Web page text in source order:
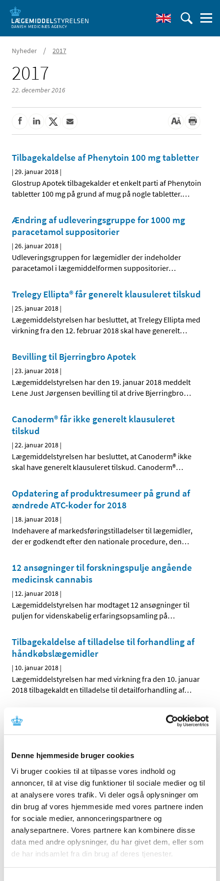
Denne hjemmeside bruger cookies
Vi bruger cookies til at tilpasse vores indhold og
annoncer, til at vise dig funktioner til sociale medier og til
at analysere vores trafik. Vi deler også oplysninger om
din brug af vores hjemmeside med vores partnere inden
for sociale medier, annonceringspartnere og
analysepartnere. Vores partnere kan kombinere disse
data med andre oplysninger, du har givet dem, eller som
de har indsamlet fra din brug af deres tjenester.
Nyheder / 2017
2017
22. december 2016
Tilbagekaldelse af Phenytoin 100 mg tabletter
|29. januar 2018 |
Glostrup Apotek tilbagekalder et enkelt parti af Phenytoin
tabletter 100 mg på grund af mug på nogle tabletter.…
Ændring af udleveringsgruppe for 1000 mg
paracetamol suppositorier
|26. januar 2018 |
Udleveringsgruppen for lægemidler der indeholder
paracetamol i lægemiddelformen suppositorier…
Trelegy Ellipta® får generelt klausuleret tilskud
|25. januar 2018 |
Lægemiddelstyrelsen har besluttet, at Trelegy Ellipta med
virkning fra den 12. februar 2018 skal have generelt…
Bevilling til Bjerringbro Apotek
|23. januar 2018 |
Lægemiddelstyrelsen har den 19. januar 2018 meddelt
Lene Just Jørgensen bevilling til at drive Bjerringbro…
Canoderm® får ikke generelt klausuleret
tilskud
|22. januar 2018 |
Lægemiddelstyrelsen har besluttet, at Canoderm® ikke
skal have generelt klausuleret tilskud. Canoderm®…
Opdatering af produktresumeer på grund af
ændrede ATC-koder for 2018
| 18. januar 2018 |
Indehavere af markedsføringstilladelser til lægemidler,
der er godkendt efter den nationale procedure, den…
12 ansøgninger til forskningspulje angående
medicinsk cannabis
| 12. januar 2018 |
Lægemiddelstyrelsen har modtaget 12 ansøgninger til
puljen for videnskabelig erfaringsopsamling på…
Tilbagekaldelse af tilladelse til forhandling af
håndkøbslægemidler
| 10. januar 2018 |
Lægemiddelstyrelsen har med virkning fra den 10. januar
2018 tilbagekaldt en tilladelse til detailforhandling af…
Tjekkisk engrosforhandler lever ikke op til god
distributionspraksis for lægemidler
De tjekkiske sundhedsmyndigheder udstedte den 2.
Lægemiddelstyrelsens vurdering af nyt studie
om brug af ibuprofen og risiko for ændring af
hormonbalancen hos mænd
|9. januar 2018|
Et nyt dansk-fransk studie, Ibuprofen alters human
testicular physiology to produce a state of…